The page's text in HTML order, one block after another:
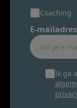
Coaching
E-mailadres
Ik ga